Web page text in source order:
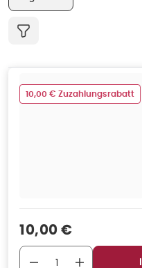
10,00 € Zuzahlungsrabatt
Verkaufspreis
10,00 €